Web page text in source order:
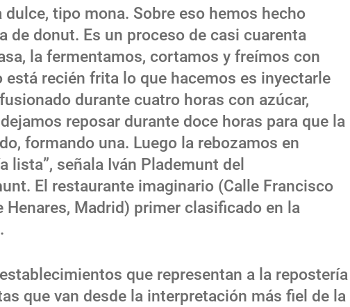
dulce, tipo mona. Sobre eso hemos hecho
de donut. Es un proceso de casi cuarenta
la fermentamos, cortamos y freímos con
está recién frita lo que hacemos es inyectarle
durante cuatro horas con azúcar,
reposar durante doce horas para que la
formando una. Luego la rebozamos en
lista”, señala Iván Plademunt del
El restaurante imaginario (Calle Francisco
Henares, Madrid) primer clasificado en la
que representan a la repostería
que van desde la interpretación más fiel de la